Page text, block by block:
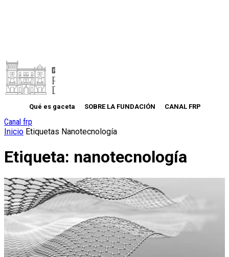
Qué es gaceta SOBRE LA FUNDACIÓN CANAL FRP
Canal frp
Inicio Etiquetas Nanotecnología
Etiqueta: nanotecnología